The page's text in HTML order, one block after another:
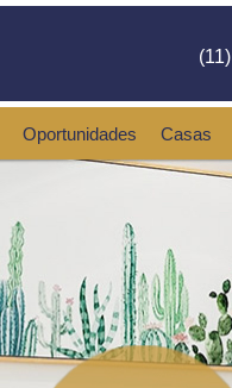
(11)
Oportunidades Casas